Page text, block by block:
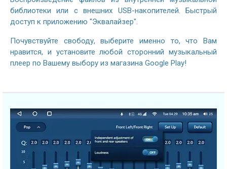
библиотеки или с внешних USB-накопителей. Быстрый
доступ к приложению "Эквалайзер".
Почувствуйте свободу, выберите именно то, что Вам
нравится, и установите любой сторонний музыкальный
плеер по Вашему выбору из магазина Google Play!